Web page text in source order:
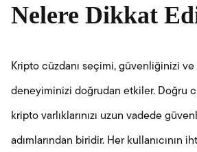
Nelere Dikkat
Kripto cüzdanı seçimi, güvenliğinizi ve
deneyiminizi doğrudan etkiler. Doğru
kripto varlıklarınızı uzun vadede
adımlarından biridir. Her kullanıcının